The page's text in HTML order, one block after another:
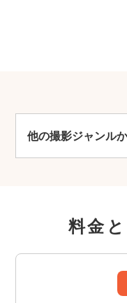
他の撮影ジャンル
料金